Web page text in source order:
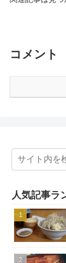
コメント
人気記事ラ